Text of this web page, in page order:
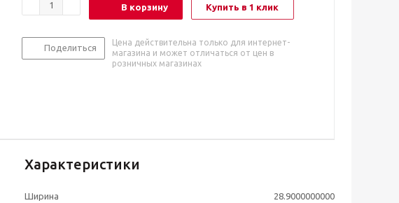
В корзину Купить в 1 клик
Поделиться
Цена действительна только для интернет-
магазина и может отличаться от цен в
розничных магазинах
Характеристики
Ширина
28.9000000000